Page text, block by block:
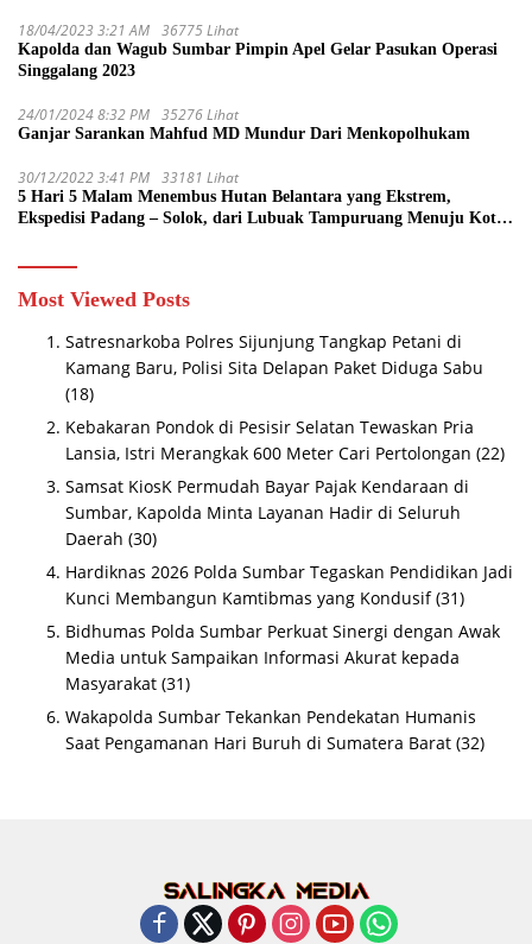
18/04/2023 3:21 AM 36775 Lihat
Kapolda dan Wagub Sumbar Pimpin Apel Gelar Pasukan Operasi
Singgalang 2023
24/01/2024 8:32 PM 35276 Lihat
Ganjar Sarankan Mahfud MD Mundur Dari Menkopolhukam
30/12/2022 3:41 PM 33181 Lihat
5 Hari 5 Malam Menembus Hutan Belantara yang Ekstrem,
Ekspedisi Padang – Solok, dari Lubuak Tampuruang Menuju Koto
Most Viewed Posts
Satresnarkoba Polres Sijunjung Tangkap Petani di
Kamang Baru, Polisi Sita Delapan Paket Diduga Sabu
(18)
Kebakaran Pondok di Pesisir Selatan Tewaskan Pria
Lansia, Istri Merangkak 600 Meter Cari Pertolongan (22)
Samsat KiosK Permudah Bayar Pajak Kendaraan di
Sumbar, Kapolda Minta Layanan Hadir di Seluruh
Daerah (30)
Hardiknas 2026 Polda Sumbar Tegaskan Pendidikan Jadi
Kunci Membangun Kamtibmas yang Kondusif (31)
Bidhumas Polda Sumbar Perkuat Sinergi dengan Awak
Media untuk Sampaikan Informasi Akurat kepada
Masyarakat (31)
Wakapolda Sumbar Tekankan Pendekatan Humanis
Saat Pengamanan Hari Buruh di Sumatera Barat (32)